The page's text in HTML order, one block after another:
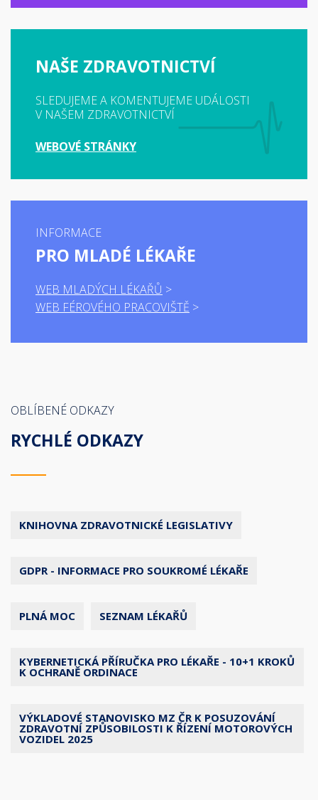
NAŠE ZDRAVOTNICTVÍ
SLEDUJEME A KOMENTUJEME UDÁLOSTI
V NAŠEM ZDRAVOTNICTVÍ
WEBOVÉ STRÁNKY
INFORMACE
PRO MLADÉ LÉKAŘE
WEB MLADÝCH LÉKAŘŮ
WEB FÉROVÉHO PRACOVIŠTĚ
OBLÍBENÉ ODKAZY
RYCHLÉ ODKAZY
KNIHOVNA ZDRAVOTNICKÉ LEGISLATIVY
GDPR - INFORMACE PRO SOUKROMÉ LÉKAŘE
PLNÁ MOC SEZNAM LÉKAŘŮ
KYBERNETICKÁ PŘÍRUČKA PRO LÉKAŘE - 10+1 KROKŮ
K OCHRANĚ ORDINACE
VÝKLADOVÉ STANOVISKO MZ ČR K POSUZOVÁNÍ
ZDRAVOTNÍ ZPŮSOBILOSTI K ŘÍZENÍ MOTOROVÝCH
VOZIDEL 2025